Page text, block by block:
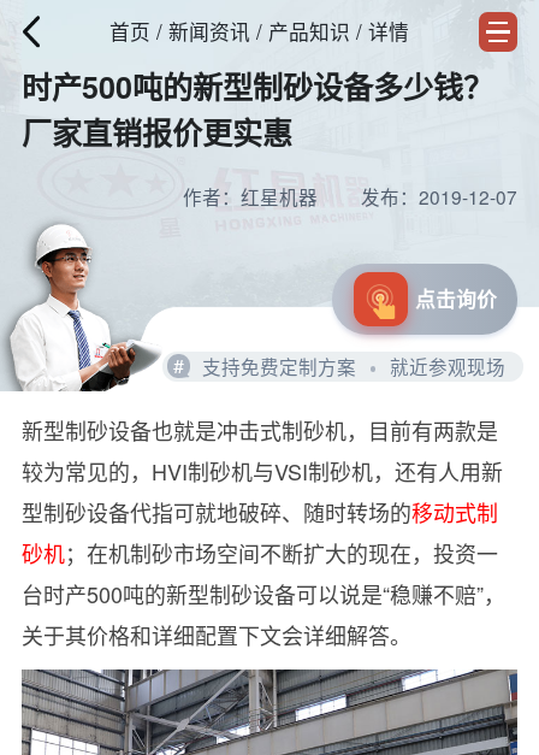
首页 / 新闻资讯 / 产品知识 / 详情
时产500吨的新型制砂设备多少钱？
厂家直销报价更实惠
作者：红星机器 发布：2019-12-07
点击询价
# 支持免费定制方案 就近参观现场
新型制砂设备也就是冲击式制砂机，目前有两款是
较为常见的，HVI制砂机与VSI制砂机，还有人用新
型制砂设备代指可就地破碎、随时转场的移动式制
砂机；在机制砂市场空间不断扩大的现在，投资一
台时产500吨的新型制砂设备可以说是“稳赚不赔”，
关于其价格和详细配置下文会详细解答。